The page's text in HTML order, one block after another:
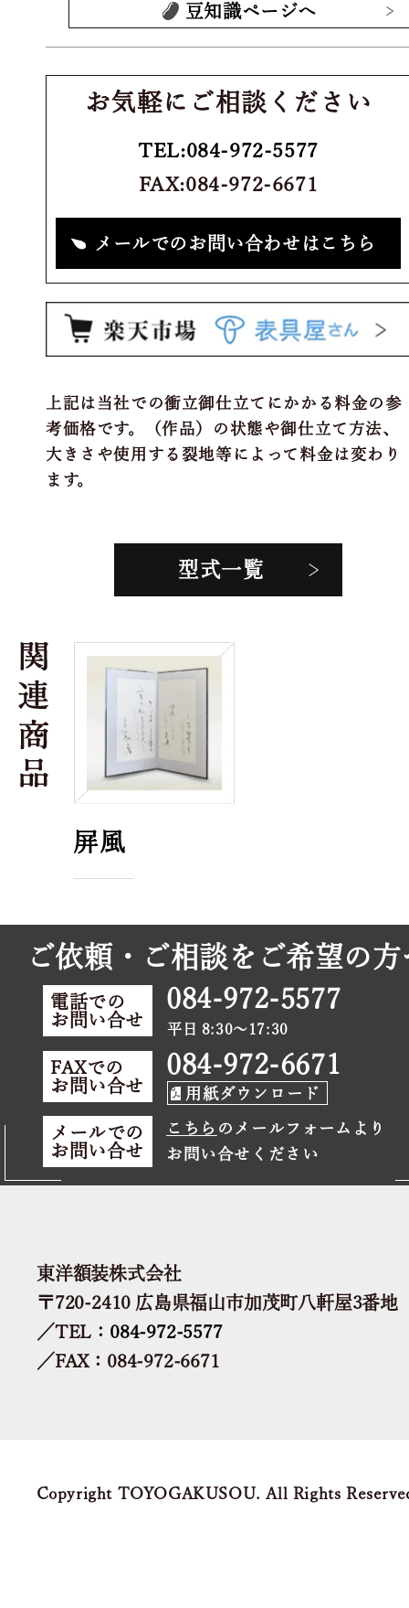
豆知識ページへ
お気軽にご相談ください
TEL:084-972-5577
FAX:084-972-6671
メールでのお問い合わせはこちら
上記は当社での衝立御仕立てにかかる料金の参
考価格です。（作品）の状態や御仕立て方法、
大きさや使用する裂地等によって料金は変わり
ます。
型式一覧
屏風
ご依頼・ご相談をご希望の方
電話での
お問い合せ
084-972-5577
平日 8:30～17:30
FAXでの
お問い合せ
084-972-6671
用紙ダウンロード
メールでの
お問い合せ
こちら のメールフォームより
お問い合せください
東洋額装株式会社
〒720-2410 広島県福山市加茂町八軒屋3番地
／TEL： 084-972-5577
／FAX：084-972-6671
Copyright TOYOGAKUSOU. All Rights